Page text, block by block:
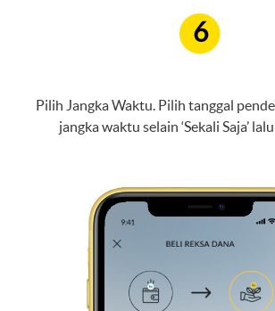
6
Pilih Jangka Waktu. Pilih tanggal
jangka waktu selain ‘Sekali Saja’